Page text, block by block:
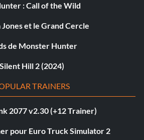
: Call of the Wild
Jones et le Grand Cercle
de Monster Hunter
Silent Hill 2 (2024)
TRAINERS
2077 v2.30 (+12 Trainer)
pour Euro Truck Simulator 2